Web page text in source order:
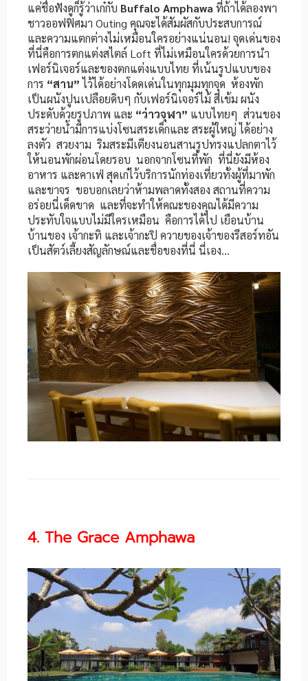
แค่ชื่อฟังดูก็รู้ว่าเก๋กับ Buffalo Amphawaที่ถ้าได้ลองพา
ชาวออฟฟิศมา Outing คุณจะได้สัมผัสกับประสบการณ์
และความแตกต่างไม่เหมือนใครอย่างแน่นอน! จุดเด่นของ
ที่นี่คือการตกแต่งสไตล์ Loft ที่ไม่เหมือนใครด้วยการนำ
เฟอร์นิเจอร์และของตกแต่งแบบไทย ที่เน้นรูปแบบของ
การ “สาน”ไว้ได้อย่างโดดเด่นในทุกมุมทุกจุด ห้องพัก
เป็นผนังปูนเปลือยดิบๆ กับเฟอร์นิเจอร์ไม้ สีเข้ม ผนัง
ประดับด้วยรูปภาพ และ “ว่าวจุฬา” แบบไทยๆ ส่วนของ
สระว่ายน้ำมีการแบ่งโซนสระเด็กและ สระผู้ใหญ่ ได้อย่าง
ลงตัว สวยงาม ริมสระมีเตียงนอนสานรูปทรงแปลกตาไว้
ให้นอนพักผ่อนโดยรอบ นอกจากโซนที่พัก ที่นี่ยังมีห้อง
อาหาร และคาเฟ่ สุดเก๋ไว้บริการนักท่องเที่ยวทั้งผู้ที่มาพัก
และขาจร ขอบอกเลยว่าห้ามพลาดทั้งสอง สถานที่ความ
อร่อยนี่เด็ดขาด และที่จะทำให้คณะของคุณได้มีความ
ประทับใจแบบไม่มีใครเหมือน คือการได้ไป เยือนบ้าน
บ้านของ เจ้ากะทิ และเจ้ากะปิ ควายของเจ้าของรีสอร์ทอัน
เป็นสัตว์เลี้ยงสัญลักษณ์และชื่อของที่นี่ นี่เอง…
4. The Grace Amphawa